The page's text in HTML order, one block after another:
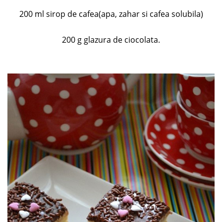
200 ml sirop de cafea(apa, zahar si cafea solubila)
200 g glazura de ciocolata.